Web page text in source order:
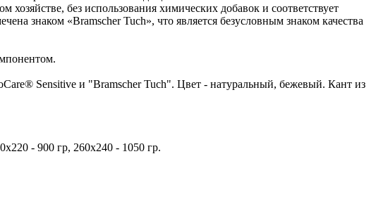
без использования химических добавок и соответствует
знаком «Bramscher Tuch», что является безусловным знаком качества
Sensitive и "Bramscher Tuch". Цвет - натуральный, бежевый. Кант из
- 900 гр, 260х240 - 1050 гр.